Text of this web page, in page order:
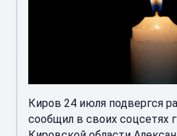
Киров 24 июля подвергся
сообщил в своих соцсетях